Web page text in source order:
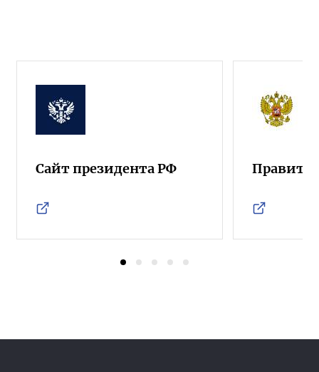
Сайт президента РФ